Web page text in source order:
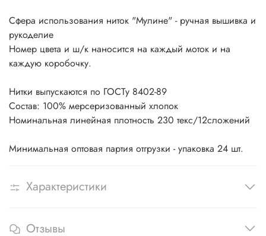
Сфера использования ниток "Мулине" - ручная вышивка и
рукоделие
Номер цвета и ш/к наносится на каждый моток и на
каждую коробочку.
Нитки выпускаются по ГОСТу 8402-89
Состав: 100% мерсеризованный хлопок
Номинальная линейная плотность 230 текс/12сложений
Минимальная оптовая партия отгрузки - упаковка 24 шт.
Характеристики
Отзывы